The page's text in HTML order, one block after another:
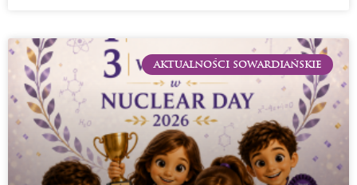
AKTUALNOŚCI SOWARDIAŃSKIE